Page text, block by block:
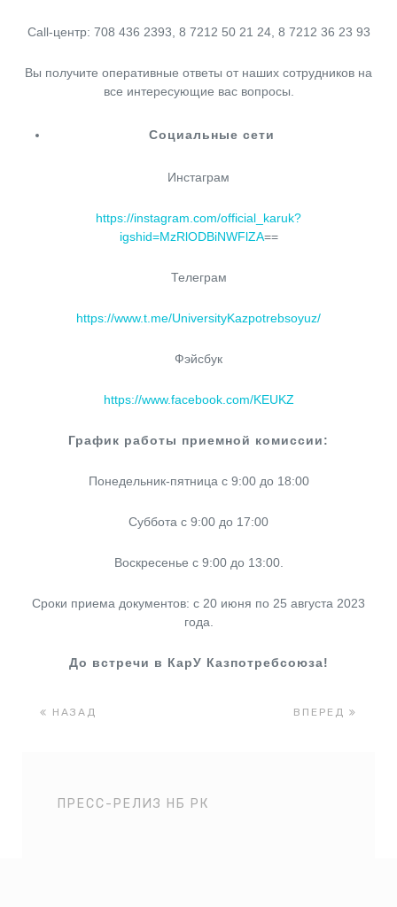
Cаll-центр: 708 436 2393, 8 7212 50 21 24, 8 7212 36 23 93
Вы получите оперативные ответы от наших сотрудников на
все интересующие вас вопросы.
Социальные сети
Инстаграм
https://instagram.com/official_karuk?
igshid=MzRlODBiNWFlZA==
Телеграм
https://www.t.me/UniversityKazpotrebsoyuz/
Фэйсбук
https://www.facebook.com/KEUKZ
График работы приемной комиссии:
Понедельник-пятница с 9:00 до 18:00
Суббота с 9:00 до 17:00
Воскресенье с 9:00 до 13:00.
Сроки приема документов: с 20 июня по 25 августа 2023
года.
До встречи в КарУ Казпотребсоюза!
НАЗАД ВПЕРЕД
ПРЕСС-РЕЛИЗ НБ РК